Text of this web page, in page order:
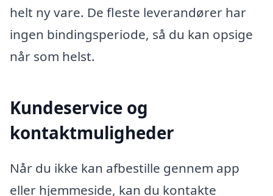
helt ny vare. De fleste leverandører har
ingen bindingsperiode, så du kan opsige
når som helst.
Kundeservice og
kontaktmuligheder
Når du ikke kan afbestille gennem app
eller hjemmeside, kan du kontakte